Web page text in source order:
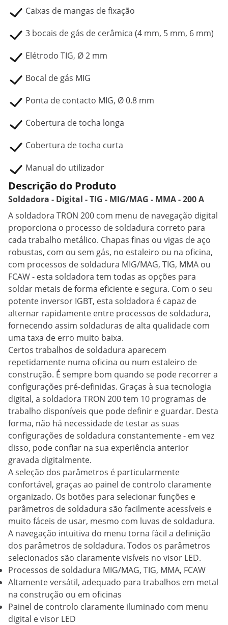
Caixas de mangas de fixação
3 bocais de gás de cerâmica (4 mm, 5 mm, 6 mm)
Elétrodo TIG, Ø 2 mm
Bocal de gás MIG
Ponta de contacto MIG, Ø 0.8 mm
Cobertura de tocha longa
Cobertura de tocha curta
Manual do utilizador
Descrição do Produto
Soldadora - Digital - TIG - MIG/MAG - MMA - 200 A
A soldadora TRON 200 com menu de navegação digital
proporciona o processo de soldadura correto para
cada trabalho metálico. Chapas finas ou vigas de aço
robustas, com ou sem gás, no estaleiro ou na oficina,
com processos de soldadura MIG/MAG, TIG, MMA ou
FCAW - esta soldadora tem todas as opções para
soldar metais de forma eficiente e segura. Com o seu
potente inversor IGBT, esta soldadora é capaz de
alternar rapidamente entre processos de soldadura,
fornecendo assim soldaduras de alta qualidade com
uma taxa de erro muito baixa.
Certos trabalhos de soldadura aparecem
repetidamente numa oficina ou num estaleiro de
construção. É sempre bom quando se pode recorrer a
configurações pré-definidas. Graças à sua tecnologia
digital, a soldadora TRON 200 tem 10 programas de
trabalho disponíveis que pode definir e guardar. Desta
forma, não há necessidade de testar as suas
configurações de soldadura constantemente - em vez
disso, pode confiar na sua experiência anterior
gravada digitalmente.
A seleção dos parâmetros é particularmente
confortável, graças ao painel de controlo claramente
organizado. Os botões para selecionar funções e
parâmetros de soldadura são facilmente acessíveis e
muito fáceis de usar, mesmo com luvas de soldadura.
A navegação intuitiva do menu torna fácil a definição
dos parâmetros de soldadura. Todos os parâmetros
selecionados são claramente visíveis no visor LED.
Processos de soldadura MIG/MAG, TIG, MMA, FCAW
Altamente versátil, adequado para trabalhos em metal
na construção ou em oficinas
Painel de controlo claramente iluminado com menu
digital e visor LED